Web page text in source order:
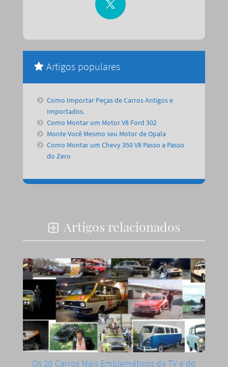
Artigos populares
Como Importar Peças de Carros Antigos e
Importados.
Como Montar um Motor V8 Ford 302
Monte Você Mesmo seu Motor de Opala
Como Montar um Chevy 350 V8 Passo a Passo
do Zero
Artigos relacionados
Os 20 Carros Mais Emblemáticos da TV e do